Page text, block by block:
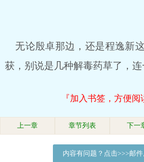
无论殷卓那边，还是程逸新
获，别说是几种解毒药草了，连
『加入书签，方便阅
上一章 章节列表 下一
内容有问题？点击>>>邮